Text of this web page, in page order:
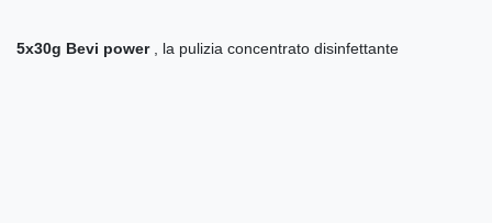
5x30g Bevi power , la pulizia concentrato disinfettante